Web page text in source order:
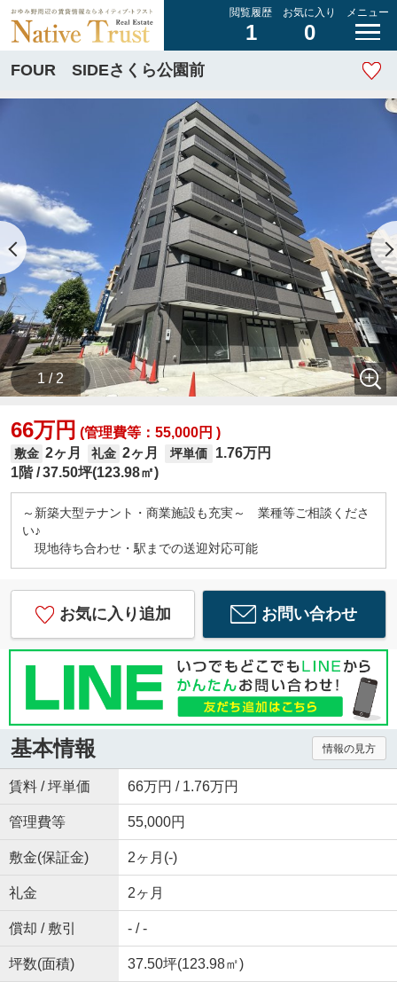
閲覧履歴
1
お気に入り
0
メニュー
FOUR SIDEさくら公園前
1 / 2
66万円 (管理費等：55,000円 )
敷金 2ヶ月 礼金 2ヶ月 坪単価
1.76万円
1階 37.50坪(123.98㎡)
～新築大型テナント・商業施設も充実～ 業種等ご相談くださ
い♪
現地待ち合わせ・駅までの送迎対応可能
お気に入り追加 お問い合わせ
基本情報 情報の見方
賃料 / 坪単価 66万円 / 1.76万円
管理費等 55,000円
敷金(保証金) 2ヶ月(-)
礼金 2ヶ月
償却 / 敷引 - / -
坪数(面積) 37.50坪(123.98㎡)